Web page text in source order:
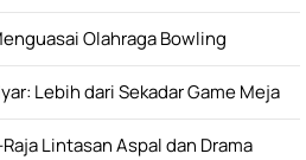
Olahraga Bowling
Lebih dari Sekadar Game Meja
Lintasan Aspal dan Drama